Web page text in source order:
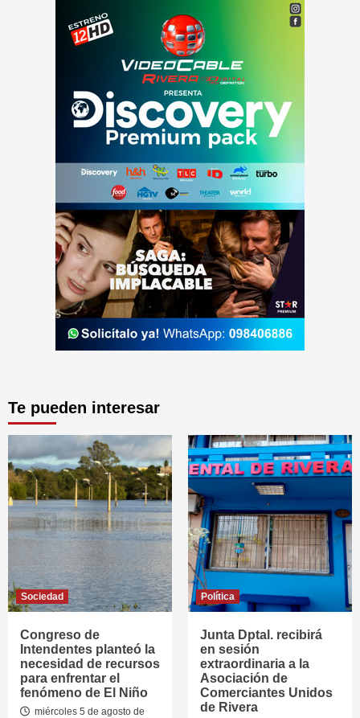
Te pueden interesar
Sociedad
Congreso de
Intendentes planteó la
necesidad de recursos
para enfrentar el
fenómeno de El Niño
miércoles 5 de agosto de
Política
Junta Dptal. recibirá
en sesión
extraordinaria a la
Asociación de
Comerciantes Unidos
de Rivera